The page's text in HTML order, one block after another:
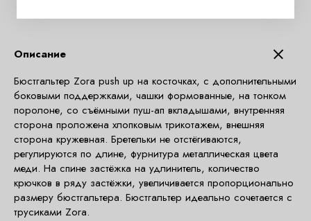
Описание
Бюстгальтер Zora push up на косточках, с дополнительными
боковыми поддержками, чашки формованные, на тонком
поролоне, со съёмными пуш-ап вкладышами, внутренняя
сторона проложена хлопковым трикотажем, внешняя
сторона кружевная. Бретельки не отстёгиваются,
регулируются по длине, фурнитура металлическая цвета
меди. На спине застёжка на удлинитель, количество
крючков в ряду застёжки, увеличивается пропорционально
размеру бюстгальтера. Бюстгальтер идеально сочетается с
трусиками Zora.